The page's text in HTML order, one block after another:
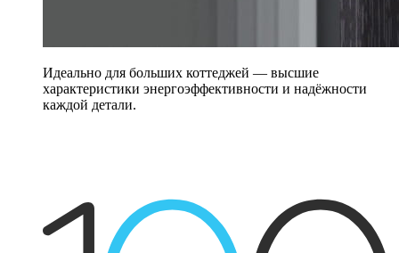
Идеально для больших коттеджей — высшие
характеристики энергоэффективности и надёжности
каждой детали.